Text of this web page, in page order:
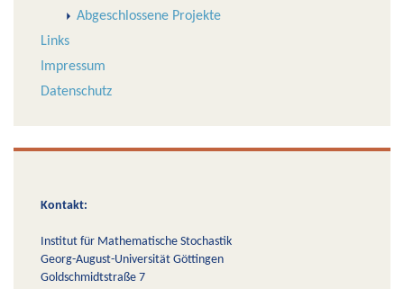
Abgeschlossene Projekte
Links
Impressum
Datenschutz
Kontakt:
Institut für Mathematische Stochastik
Georg-August-Universität Göttingen
Goldschmidtstraße 7